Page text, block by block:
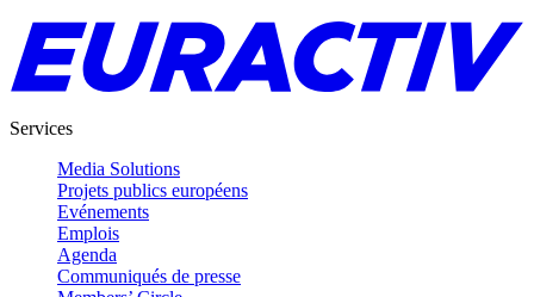
Services
Media Solutions
Projets publics européens
Evénements
Emplois
Agenda
Communiqués de presse